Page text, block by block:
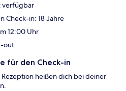
verfügbar
Check-in: 18 Jahre
12:00 Uhr
out
für den Check-in
heißen dich bei deiner